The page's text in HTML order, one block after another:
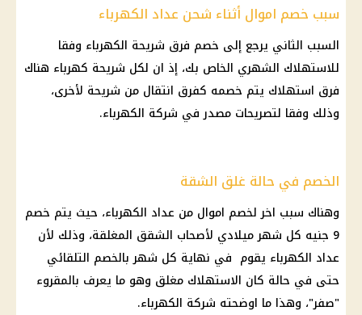
سبب خصم اموال أثناء شحن عداد الكهرباء
السبب الثاني يرجع إلى خصم فرق شريحة الكهرباء وفقا
للاستهلاك الشهري الخاص بك، إذ ان لكل شريحة كهرباء هناك
فرق استهلاك يتم خصمه كفرق انتقال من شريحة لأخرى،
وذلك وفقا لتصريحات مصدر في شركة الكهرباء.
الخصم في حالة غلق الشقة
وهناك سبب اخر لخصم اموال من عداد الكهرباء، حيث يتم خصم
9 جنيه كل شهر ميلادي لأصحاب
الشقق المغلقة، وذلك لأن
عداد الكهرباء يقوم في نهاية كل شهر بالخصم التلقائي
حتى في حالة كان الاستهلاك مغلق وهو ما يعرف بالمقروء
"صفر"، وهذا ما اوضحته شركة الكهرباء.